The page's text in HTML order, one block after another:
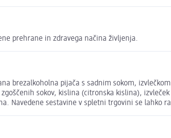
prehrane in zdravega načina življenja.
brezalkoholna pijača s sadnim sokom,
zgoščenih sokov, kislina (citronska kislina),
Navedene sestavine v spletni trgovini se lahko